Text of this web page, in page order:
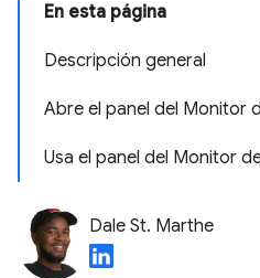
En esta página
Descripción general
Abre el panel del Monitor
Usa el panel del Monitor
Dale St. Marthe